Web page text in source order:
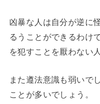
凶暴な人は自分が逆に
るうことができるわけ
を犯すことを厭わない
また遵法意識も弱いで
ことが多いでしょう。